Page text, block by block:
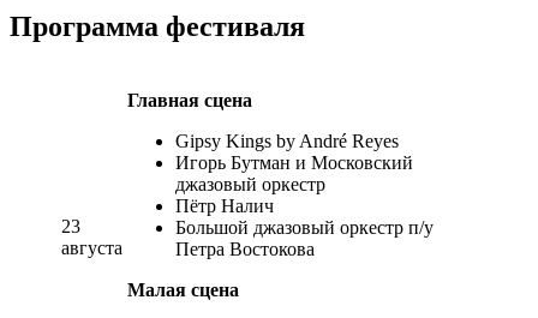
Программа фестиваля
23
августа
Главная сцена
Gipsy Kings by André Reyes
Игорь Бутман и Московский
джазовый оркестр
Пётр Налич
Большой джазовый оркестр п/у
Петра Востокова
Малая сцена